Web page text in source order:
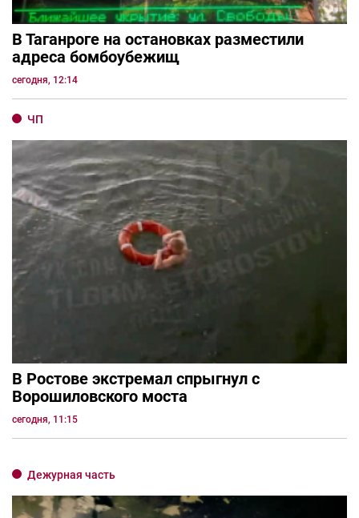
В Таганроге на остановках разместили
адреса бомбоубежищ
сегодня, 12:14
ЧП
В Ростове экстремал спрыгнул с
Ворошиловского моста
сегодня, 11:15
Дежурная часть